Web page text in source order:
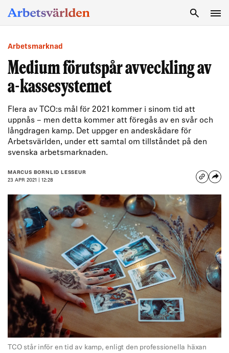
Arbetsmarknad
Medium förutspår avveckling av
a-kassesystemet
Flera av TCO:s mål för 2021 kommer i sinom tid att
uppnås – men detta kommer att föregås av en svår och
långdragen kamp. Det uppger en andeskådare för
Arbetsvärlden, under ett samtal om tillståndet på den
svenska arbetsmarknaden.
MARCUS BORNLID LESSEUR
23 APR 2021 | 12:28
TCO står inför en tid av kamp, enligt den professionella häxan